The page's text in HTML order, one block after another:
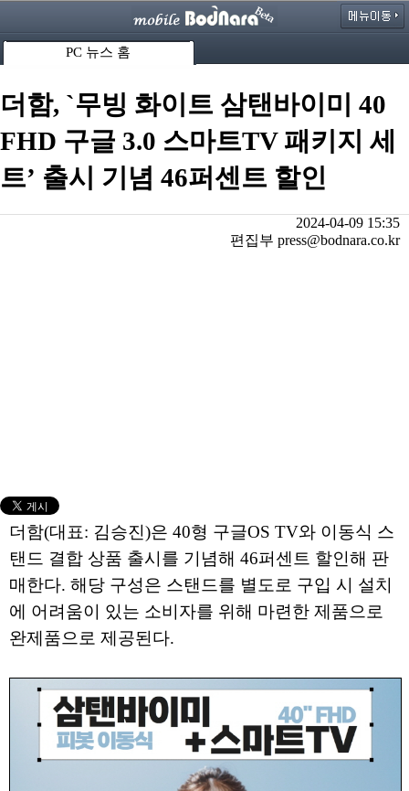
PC 뉴스 홈
더함, `무빙 화이트 삼탠바이미 40
FHD 구글 3.0 스마트TV 패키지 세
트’ 출시 기념 46퍼센트 할인
2024-04-09 15:35
편집부 press@bodnara.co.kr
더함(대표: 김승진)은 40형 구글OS TV와 이동식 스
탠드 결합 상품 출시를 기념해 46퍼센트 할인해 판
매한다. 해당 구성은 스탠드를 별도로 구입 시 설치
에 어려움이 있는 소비자를 위해 마련한 제품으로
완제품으로 제공된다.